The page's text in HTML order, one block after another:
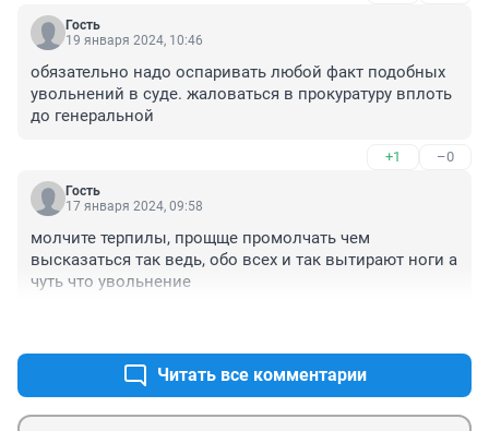
Гость
19 января 2024, 10:46
обязательно надо оспаривать любой факт подобных
увольнений в суде. жаловаться в прокуратуру вплоть
до генеральной
+1 –0
Гость
17 января 2024, 09:58
молчите терпилы, прощще промолчать чем
высказаться так ведь, обо всех и так вытирают ноги а
чуть что увольнение
Читать все комментарии